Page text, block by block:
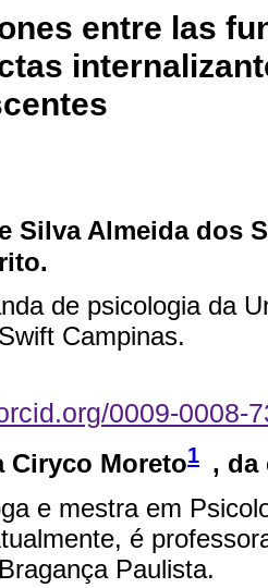
entre las
Silva Almeida dos
de psicologia da
Campinas.
0009-0008-
Ciryco Moreto1 , da
e mestra em
é
Paulista.